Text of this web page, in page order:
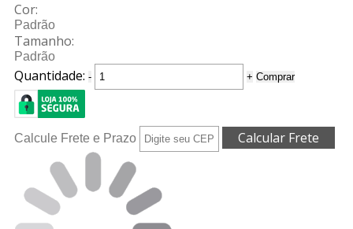
Cor:
Padrão
Tamanho:
Padrão
Quantidade: - + Comprar
Calcule Frete e Prazo